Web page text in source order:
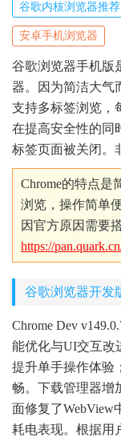
谷歌内核浏览器推
安卓手机浏览器
谷歌浏览器手机版
器。因为简洁大气
支持多标签浏览，
在提高安全性的同
标签页面被关闭。
Chrome的特点是
浏览，操作简单
因官方原因需要
https://
谷歌浏览器开发
Chrome Dev
能优化与UI交互改
提升单手操作体验
畅。下载管理器增
面修复了WebView
耗电表现。根据用